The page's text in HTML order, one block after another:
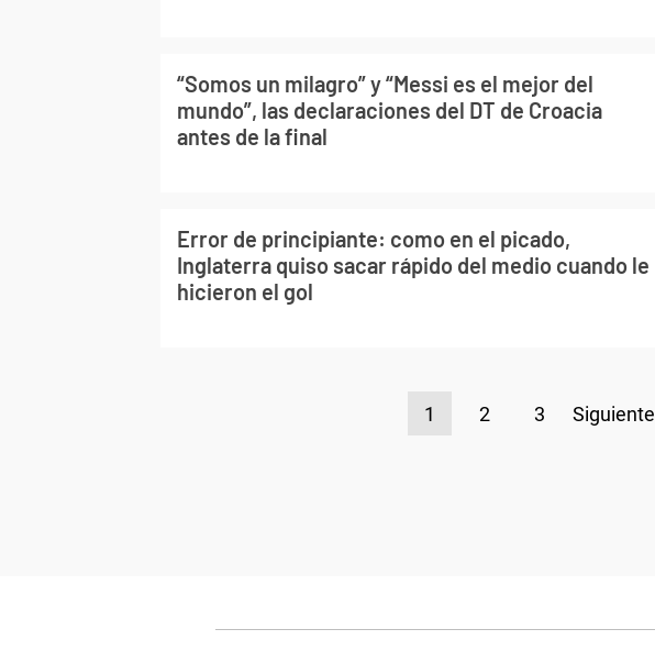
“Somos un milagro” y “Messi es el mejor del
mundo”, las declaraciones del DT de Croacia
antes de la final
Error de principiante: como en el picado,
Inglaterra quiso sacar rápido del medio cuando le
hicieron el gol
1 2 3 Siguiente